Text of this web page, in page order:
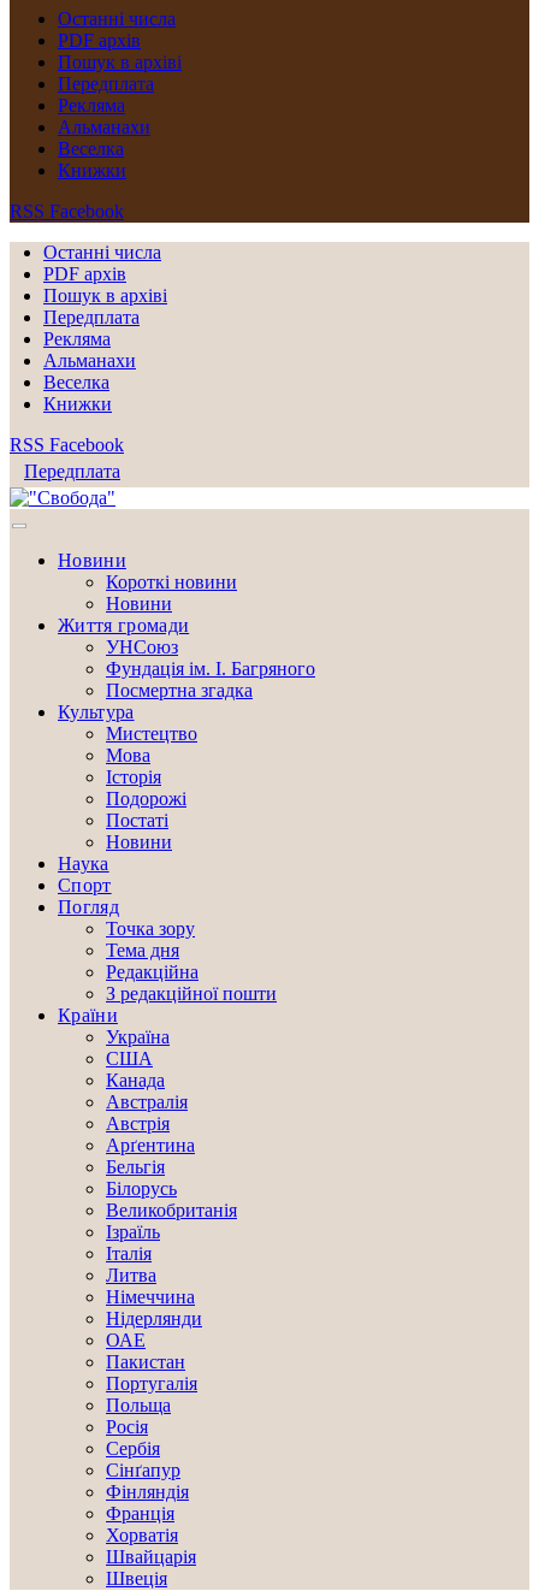
Останні числа
PDF архів
Пошук в архіві
Передплата
Рекляма
Альманахи
Веселка
Книжки
RSS Facebook
Останні числа
PDF архів
Пошук в архіві
Передплата
Рекляма
Альманахи
Веселка
Книжки
RSS Facebook
Передплата
Новини
Короткі новини
Новини
Життя громади
УНСоюз
Фундація ім. І. Багряного
Посмертна згадка
Культура
Мистецтво
Мова
Історія
Подорожі
Постаті
Новини
Наука
Спорт
Погляд
Точка зору
Тема дня
Редакційна
З редакційної пошти
Країни
Україна
США
Канада
Австралія
Австрія
Арґентина
Бельгія
Білорусь
Великобританія
Ізраїль
Італія
Литва
Німеччина
Нідерлянди
ОАЕ
Пакистан
Португалія
Польща
Росія
Сербія
Сінґапур
Фінляндія
Франція
Хорватія
Швайцарія
Швеція